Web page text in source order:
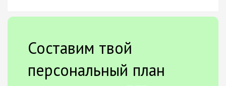
Составим твой
персональный план